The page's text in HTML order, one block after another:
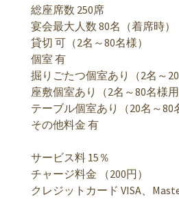
総座席数 250席
宴会最大人数 80名（着席時）
貸切 可（2名～80名様）
個室 有
掘りごたつ個室あり（2名～20
座敷個室あり（2名～80名様用
テーブル個室あり（20名～80
その他料金 有
サービス料 15％
チャージ料金 （200円）
クレジットカード VISA、